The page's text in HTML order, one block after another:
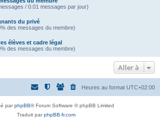
/ 0.01 messages par jour)
du privé
des messages du membre)
élèves et cadre légal
des messages du membre)
Aller à
Heures au format UTC+02:00
parphpBB® Forum Software © phpBB Limited
Traduit parphpBB-fr.com